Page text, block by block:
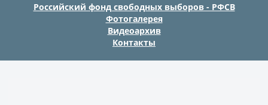
Российский фонд свободных выборов - РФСВ
Фотогалерея
Видеоархив
Контакты